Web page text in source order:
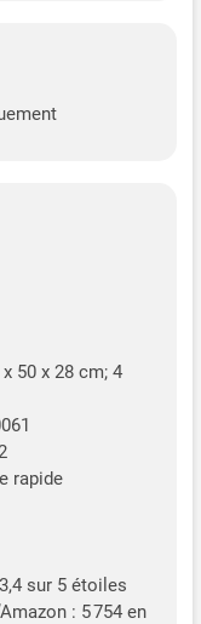
50 x 28 cm; 4
rapide
sur 5 étoiles
: 5 754 en